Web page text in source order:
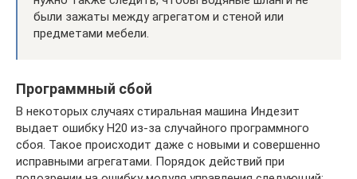
были зажаты между агрегатом и стеной или
предметами мебели.
Программный сбой
В некоторых случаях стиральная машина Индезит
выдает ошибку Н20 из-за случайного программного
сбоя. Такое происходит даже с новыми и совершенно
исправными агрегатами. Порядок действий при